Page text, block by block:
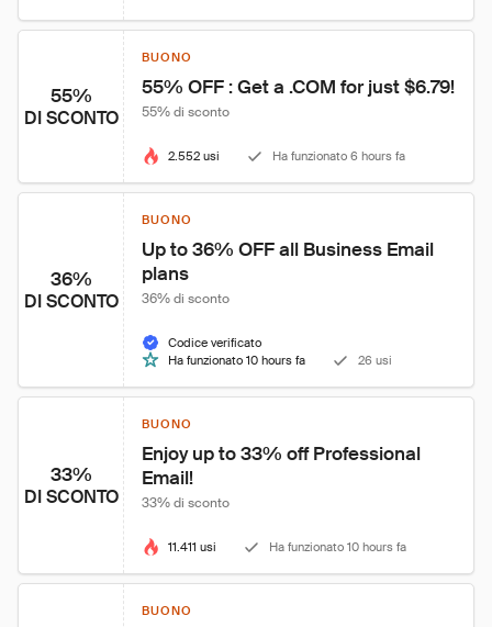
55%
DI SCONTO
BUONO
55% OFF : Get a .COM for just $6.79!
55% di sconto
2.552 usi Ha funzionato 6 hours fa
36%
DI SCONTO
BUONO
Up to 36% OFF all Business Email
plans
36% di sconto
Codice verificato
Ha funzionato 10 hours fa
26 usi
33%
DI SCONTO
BUONO
Enjoy up to 33% off Professional
Email!
33% di sconto
11.411 usi Ha funzionato 10 hours fa
BUONO